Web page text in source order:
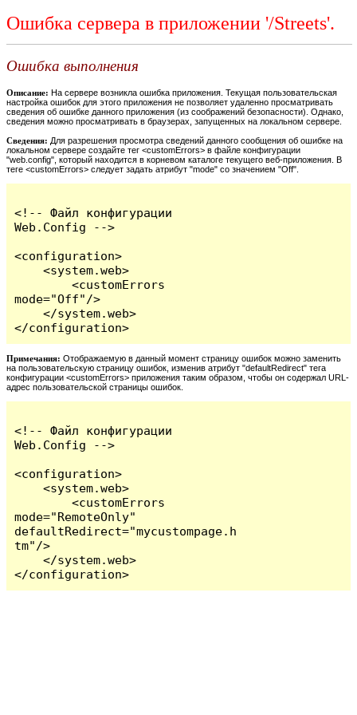
Ошибка сервера в приложении '/Streets'.
Ошибка выполнения
Описание: На сервере возникла ошибка приложения. Текущая пользовательская
настройка ошибок для этого приложения не позволяет удаленно просматривать
сведения об ошибке данного приложения (из соображений безопасности). Однако,
сведения можно просматривать в браузерах, запущенных на локальном сервере.
Сведения: Для разрешения просмотра сведений данного сообщения об ошибке на
локальном сервере создайте тег <customErrors> в файле конфигурации
"web.config", который находится в корневом каталоге текущего веб-приложения. В
теге <customErrors> следует задать атрибут "mode" со значением "Off".
<!-- Файл конфигурации
Web.Config -->
<configuration>
    <system.web>
        <customErrors
mode="Off"/>
    </system.web>
</configuration>
Примечания: Отображаемую в данный момент страницу ошибок можно заменить
на пользовательскую страницу ошибок, изменив атрибут "defaultRedirect" тега
конфигурации <customErrors> приложения таким образом, чтобы он содержал URL-
адрес пользовательской страницы ошибок.
<!-- Файл конфигурации
Web.Config -->
<configuration>
    <system.web>
        <customErrors
mode="RemoteOnly"
defaultRedirect="mycustompage.h
tm"/>
    </system.web>
</configuration>